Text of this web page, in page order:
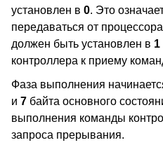
установлен в 0. Это
передаваться от
должен быть установлен в 1
контроллера к приему
Фаза выполнения
и 7 байта основного
выполнения команды
запроса прерывания.